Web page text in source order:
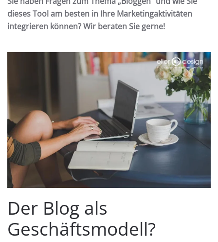
dieses Tool am besten in Ihre Marketingaktivitäten
integrieren können? Wir beraten Sie gerne!
Der Blog als
Geschäftsmodell?